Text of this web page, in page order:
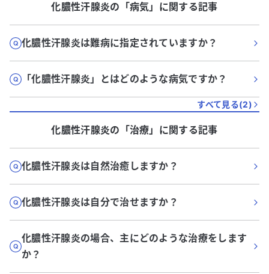
化膿性汗腺炎の「病気」に関する記事
化膿性汗腺炎は難病に指定されていますか？
「化膿性汗腺炎」とはどのような病気ですか？
すべて見る(2)
化膿性汗腺炎の「治療」に関する記事
化膿性汗腺炎は自然治癒しますか？
化膿性汗腺炎は自分で治せますか？
化膿性汗腺炎の場合、主にどのような治療をします
か？